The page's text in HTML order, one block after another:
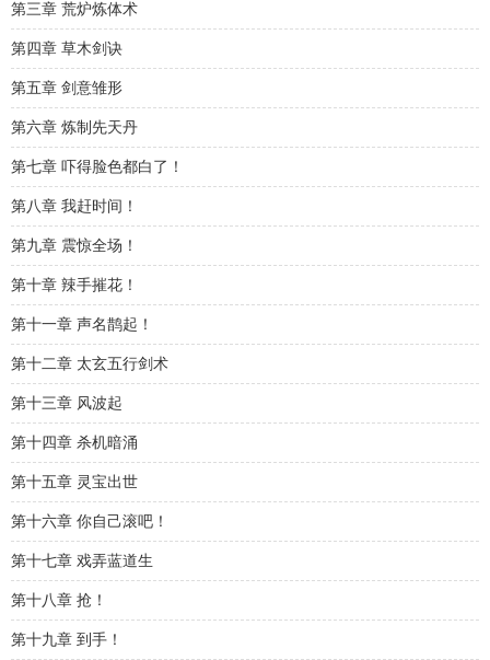
第三章 荒炉炼体术
第四章 草木剑诀
第五章 剑意雏形
第六章 炼制先天丹
第七章 吓得脸色都白了！
第八章 我赶时间！
第九章 震惊全场！
第十章 辣手摧花！
第十一章 声名鹊起！
第十二章 太玄五行剑术
第十三章 风波起
第十四章 杀机暗涌
第十五章 灵宝出世
第十六章 你自己滚吧！
第十七章 戏弄蓝道生
第十八章 抢！
第十九章 到手！